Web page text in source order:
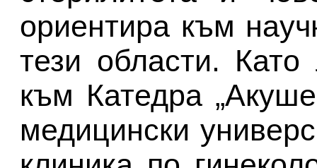
ориентира към
тези области. Като
към Катедра
медицински